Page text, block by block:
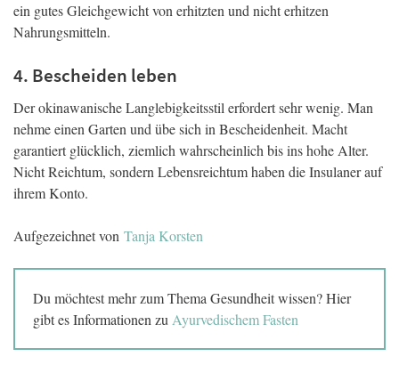
ein gutes Gleichgewicht von erhitzten und nicht erhitzen
Nahrungsmitteln.
4. Bescheiden leben
Der okinawanische Langlebigkeitsstil erfordert sehr wenig. Man
nehme einen Garten und übe sich in Bescheidenheit. Macht
garantiert glücklich, ziemlich wahrscheinlich bis ins hohe Alter.
Nicht Reichtum, sondern Lebensreichtum haben die Insulaner auf
ihrem Konto.
Aufgezeichnet von Tanja Korsten
Du möchtest mehr zum Thema Gesundheit wissen? Hier
gibt es Informationen zu Ayurvedischem Fasten